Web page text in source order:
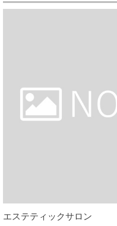
エステティックサロン